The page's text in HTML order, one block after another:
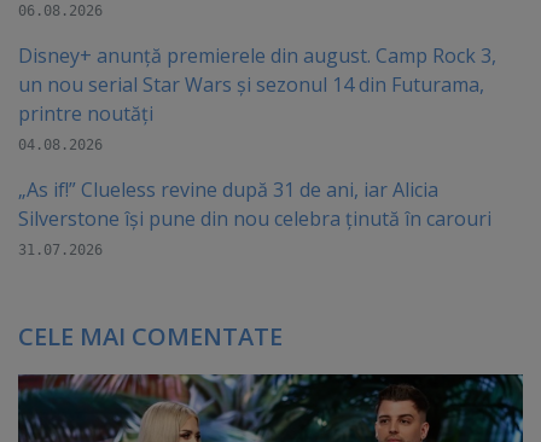
06.08.2026
Disney+ anunță premierele din august. Camp Rock 3,
un nou serial Star Wars și sezonul 14 din Futurama,
printre noutăți
04.08.2026
„As if!” Clueless revine după 31 de ani, iar Alicia
Silverstone își pune din nou celebra ținută în carouri
31.07.2026
CELE MAI COMENTATE